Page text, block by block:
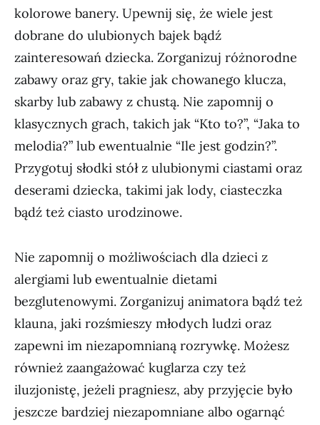
kolorowe banery. Upewnij się, że wiele jest
dobrane do ulubionych bajek bądź
zainteresowań dziecka. Zorganizuj różnorodne
zabawy oraz gry, takie jak chowanego klucza,
skarby lub zabawy z chustą. Nie zapomnij o
klasycznych grach, takich jak “Kto to?”, “Jaka to
melodia?” lub ewentualnie “Ile jest godzin?”.
Przygotuj słodki stół z ulubionymi ciastami oraz
deserami dziecka, takimi jak lody, ciasteczka
bądź też ciasto urodzinowe.
Nie zapomnij o możliwościach dla dzieci z
alergiami lub ewentualnie dietami
bezglutenowymi. Zorganizuj animatora bądź też
klauna, jaki rozśmieszy młodych ludzi oraz
zapewni im niezapomnianą rozrywkę. Możesz
również zaangażować kuglarza czy też
iluzjonistę, jeżeli pragniesz, aby przyjęcie było
jeszcze bardziej niezapomniane albo ogarnąć